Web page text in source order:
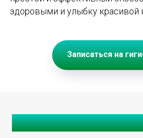
здоровыми и улыбку красивой
Записаться на